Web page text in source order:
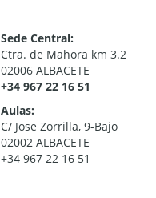
Sede Central:
Ctra. de Mahora km 3.2
02006 ALBACETE
+34 967 22 16 51
Aulas:
C/ Jose Zorrilla, 9-Bajo
02002 ALBACETE
+34 967 22 16 51